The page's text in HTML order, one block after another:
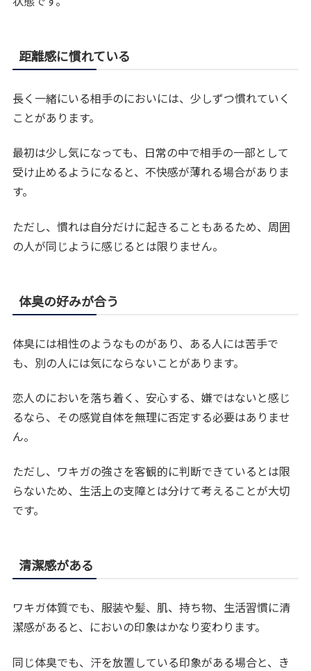
距離感に慣れている
長く一緒にいる相手のにおいには、少しずつ慣れていく
ことがあります。
最初は少し気になっても、日常の中で相手の一部として
受け止めるようになると、不快感が薄れる場合がありま
す。
ただし、慣れは自分だけに起きることもあるため、周囲
の人が同じように感じるとは限りません。
体臭の好みが合う
体臭には相性のようなものがあり、ある人には苦手で
も、別の人には気にならないことがあります。
恋人のにおいを落ち着く、安心する、嫌ではないと感じ
るなら、その感覚自体を無理に否定する必要はありませ
ん。
ただし、ワキガの強さを客観的に判断できているとは限
らないため、生活上の支障とは分けて考えることが大切
です。
清潔感がある
ワキガ体質でも、服装や髪、肌、持ち物、生活習慣に清
潔感があると、においの印象はかなり変わります。
同じ体臭でも、汗を放置している印象がある場合と、き